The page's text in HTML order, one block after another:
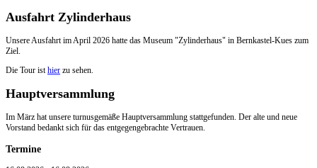
Ausfahrt Zylinderhaus
Unsere Ausfahrt im April 2026 hatte das Museum "Zylinderhaus" in Bernkastel-Kues zum
Ziel.
Die Tour isthier zu sehen.
Hauptversammlung
Im März hat unsere turnusgemäße Hauptversammlung stattgefunden. Der alte und neue
Vorstand bedankt sich für das entgegengebrachte Vertrauen.
Termine